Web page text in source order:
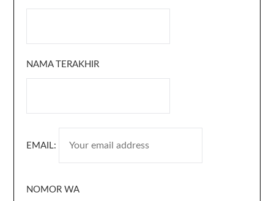
NAMA TERAKHIR
EMAIL:
NOMOR WA